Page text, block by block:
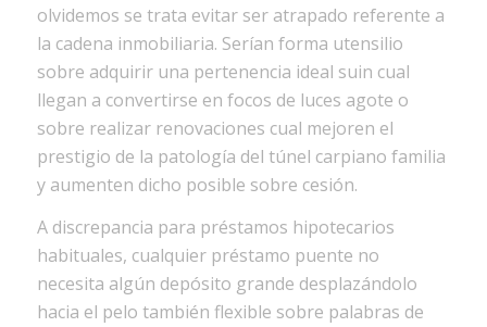
olvidemos se trata evitar ser atrapado referente a
la cadena inmobiliaria. Serían forma utensilio
sobre adquirir una pertenencia ideal suin cual
llegan a convertirse en focos de luces agote o
sobre realizar renovaciones cual mejoren el
prestigio de la patologí­a del túnel carpiano familia
y aumenten dicho posible sobre cesión.
A discrepancia para préstamos hipotecarios
habituales, cualquier préstamo puente no
necesita algún depósito grande desplazándolo
hacia el pelo también flexible sobre palabras de